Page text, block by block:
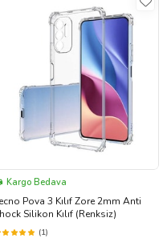
Kargo Bedava
Pova 3 Kılıf Zore 2mm Anti
Silikon Kılıf (Renksiz)
(1)